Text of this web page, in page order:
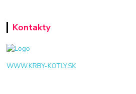
Kontakty
WWW.KRBY-KOTLY.SK